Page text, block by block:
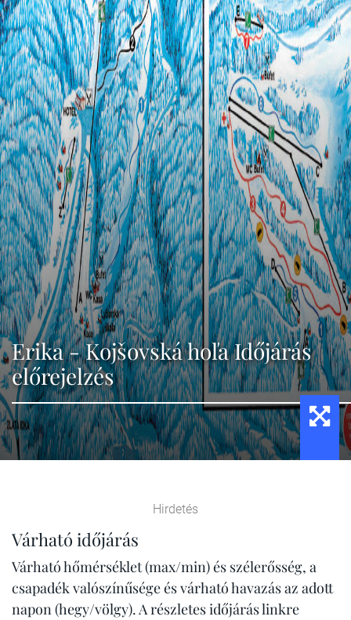
Erika - Kojšovská hoľa Időjárás
előrejelzés
Hirdetés
Várható időjárás
Várható hőmérséklet (max/min) és szélerősség, a
csapadék valószínűsége és várható havazás az adott
napon (hegy/völgy). A részletes időjárás linkre